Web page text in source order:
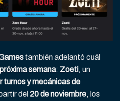
también adelantó cuál
semana: Zoeti, un
turnos y mecánicas de
del 20 de noviembre, los